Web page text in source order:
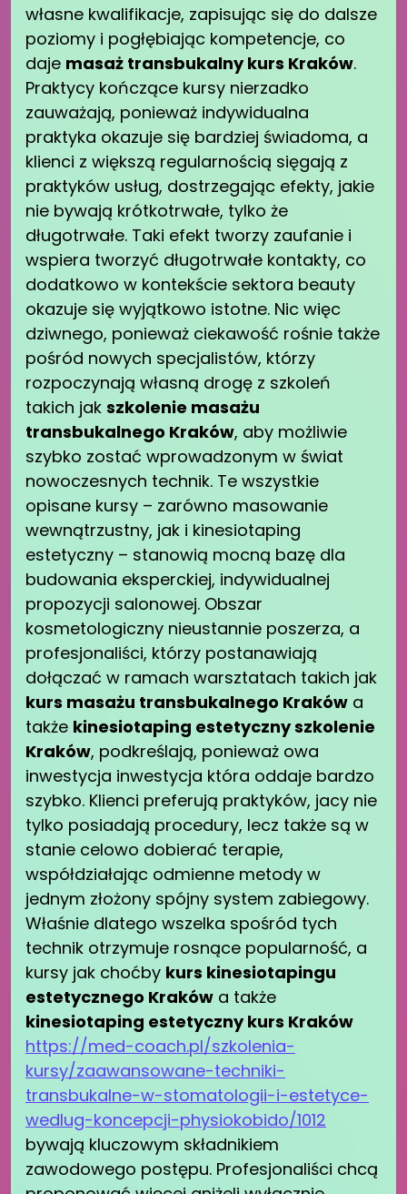
własne kwalifikacje, zapisując się do dalsze
poziomy i pogłębiając kompetencje, co
daje masaż transbukalny kurs Kraków.
Praktycy kończące kursy nierzadko
zauważają, ponieważ indywidualna
praktyka okazuje się bardziej świadoma, a
klienci z większą regularnością sięgają z
praktyków usług, dostrzegając efekty, jakie
nie bywają krótkotrwałe, tylko że
długotrwałe. Taki efekt tworzy zaufanie i
wspiera tworzyć długotrwałe kontakty, co
dodatkowo w kontekście sektora beauty
okazuje się wyjątkowo istotne. Nic więc
dziwnego, ponieważ ciekawość rośnie także
pośród nowych specjalistów, którzy
rozpoczynają własną drogę z szkoleń
takich jak szkolenie masażu
transbukalnego Kraków, aby możliwie
szybko zostać wprowadzonym w świat
nowoczesnych technik. Te wszystkie
opisane kursy – zarówno masowanie
wewnątrzustny, jak i kinesiotaping
estetyczny – stanowią mocną bazę dla
budowania eksperckiej, indywidualnej
propozycji salonowej. Obszar
kosmetologiczny nieustannie poszerza, a
profesjonaliści, którzy postanawiają
dołączać w ramach warsztatach takich jak
kurs masażu transbukalnego Kraków a
także kinesiotaping estetyczny szkolenie
Kraków, podkreślają, ponieważ owa
inwestycja inwestycja która oddaje bardzo
szybko. Klienci preferują praktyków, jacy nie
tylko posiadają procedury, lecz także są w
stanie celowo dobierać terapie,
współdziałając odmienne metody w
jednym złożony spójny system zabiegowy.
Właśnie dlatego wszelka spośród tych
technik otrzymuje rosnące popularność, a
kursy jak choćby kurs kinesiotapingu
estetycznego Kraków a także
kinesiotaping estetyczny kurs Kraków
https://med-coach.pl/szkolenia-
kursy/zaawansowane-techniki-
transbukalne-w-stomatologii-i-estetyce-
wedlug-koncepcji-physiokobido/1012
bywają kluczowym składnikiem
zawodowego postępu. Profesjonaliści chcą